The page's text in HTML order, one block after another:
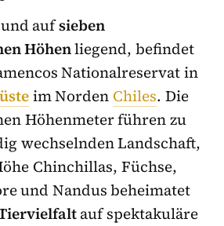
aufsieben
Höhenliegend, befindet
Nationalreservat in
im Norden Chiles. Die
Höhenmeter führen zu
wechselnden Landschaft,
Chinchillas, Füchse,
und Nandus beheimatet
auf spektakuläre